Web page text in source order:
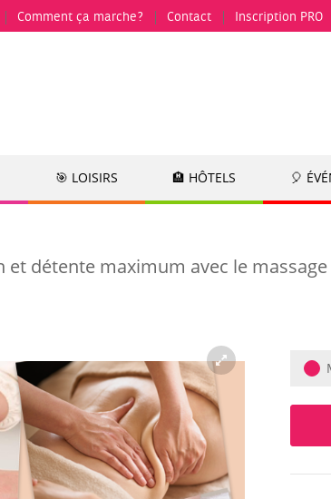
Comment ça marche? Contact Inscription PRO
🎯 LOISIRS 🏨 HÔTELS 🎈
détente maximum avec le